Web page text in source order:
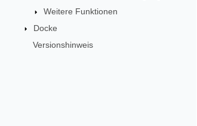
Weitere Funktionen
Docke
Versionshinweis